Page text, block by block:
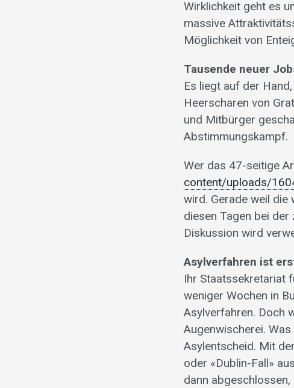
Wirklichkeit geht es
massive
Möglichkeit von
Tausende neuer
Es liegt auf der
Heerscharen von
und Mitbürger
Abstimmungskampf.
Wer das 47-seitige
content/uploads/
wird. Gerade weil die
diesen Tagen bei
Diskussion wird
Asylverfahren ist
Ihr Staatssekretariat
weniger Wochen in
Asylverfahren. Doch
Augenwischerei.
Asylentscheid. Mit
oder «Dublin-Fall»
dann